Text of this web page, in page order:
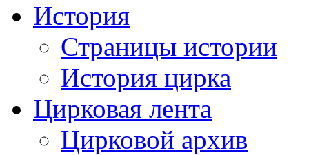
История
Страницы истории
История цирка
Цирковая лента
Цирковой архив